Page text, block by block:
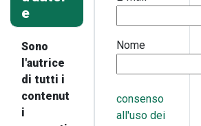
e
Sono
l'autrice
di tutti i
contenut
i
Nome
consenso
all'uso dei